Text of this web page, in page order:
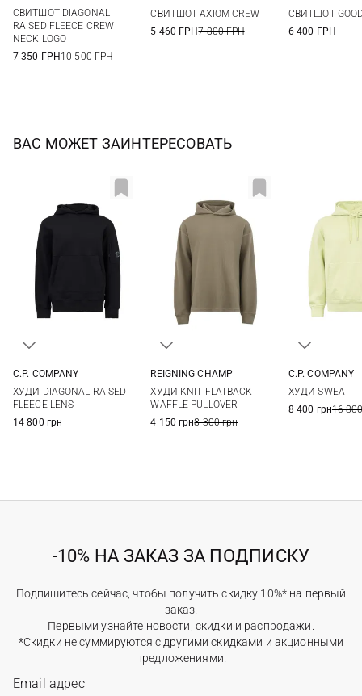
СВИТШОТ DIAGONAL
RAISED FLEECE CREW
NECK LOGO
7 350 ГРН10 500 ГРН
СВИТШОТ AXIOM CREW
5 460 ГРН7 800 ГРН
СВИТШОТ
6 400 ГРН
ВАС МОЖЕТ ЗАИНТЕРЕСОВАТЬ
XXL
C.P. COMPANY
ХУДИ DIAGONAL RAISED
FLEECE LENS
14 800 грн
XXL
REIGNING CHAMP
ХУДИ KNIT FLATBACK
WAFFLE PULLOVER
4 150 грн8 300 грн
XL
C.P. COMPANY
ХУДИ SWEAT
8 400 грн16
-10% НА ЗАКАЗ ЗА ПОДПИСКУ
Подпишитесь сейчас, чтобы получить скидку 10%* на первый
заказ.
Первыми узнайте новости, скидки и распродажи.
*Скидки не суммируются с другими скидками и акционными
предложениями.